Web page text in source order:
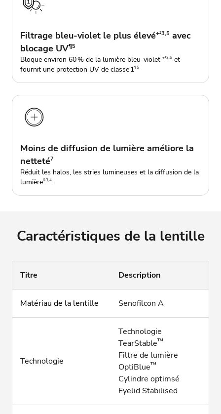
Filtrage bleu-violet le plus élevé+‡3,5 avec
blocage UV¶5
Bloque environ 60 % de la lumière bleu-violet +‡3,5 et
fournit une protection UV de classe 1¶5
Moins de diffusion de lumière améliore la
netteté7
Réduit les halos, les stries lumineuses et la diffusion de la
lumière&3,4.
Caractéristiques de la lentille
Titre Description
Matériau de la lentille Senofilcon A
Technologie
Technologie
TearStable™
Filtre de lumière
OptiBlue™
Cylindre optimsé
Eyelid Stabilised